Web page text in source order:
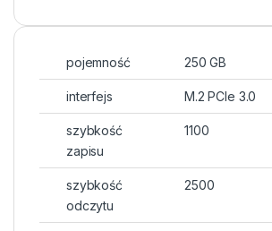
pojemność 250 GB
interfejs M.2 PCIe 3.0
szybkość
zapisu
1100
szybkość
odczytu
2500